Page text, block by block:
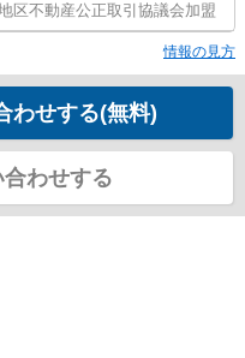
区不動産公正取引協議会加盟
情報の見方
わせする(無料)
わせする